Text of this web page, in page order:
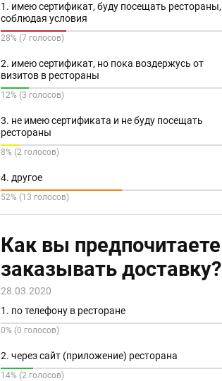
1. имею сертификат, буду посещать рестораны,
соблюдая условия
28% (7 голосов)
2. имею сертификат, но пока воздержусь от
визитов в рестораны
12% (3 голосов)
3. не имею сертификата и не буду посещать
рестораны
8% (2 голосов)
4. другое
52% (13 голосов)
Как вы предпочитаете
заказывать доставку?
28.03.2020
1. по телефону в ресторане
0% (0 голосов)
2. через сайт (приложение) ресторана
14% (2 голосов)